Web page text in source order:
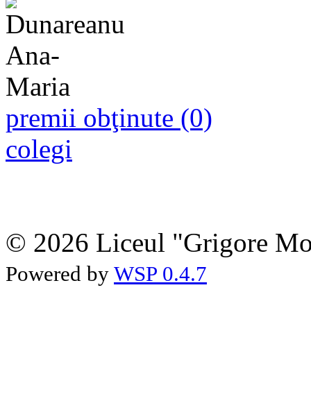
premii obţinute (0)
colegi
© 2026 Liceul "Grigore
Powered by WSP 0.4.7